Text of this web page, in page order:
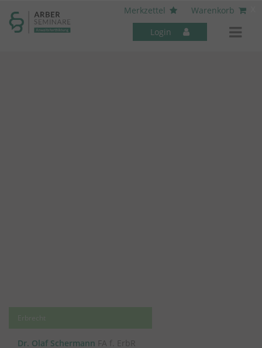
Merkzettel
Warenkorb
Login
Dr. Olaf Schermann FA f. ErbR